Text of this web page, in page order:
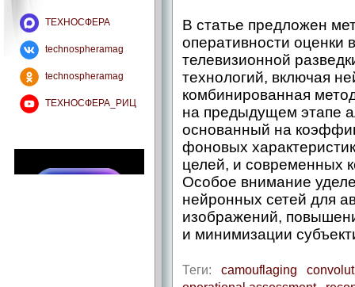
ТЕХНОСФЕРА
technospheramag
technospheramag
ТЕХНОСФЕРА_РИЦ
В статье предложен
оперативности оценки
телевизионной
технологий, включая
комбинированная
на предыдущем этапе
основанный на
фоновых
целей, и современных
Особое внимание
нейронных сетей для
изображений,
и минимизации
Теги: camouflaging